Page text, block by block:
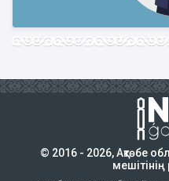
© 2016 - 2026, Ақтөбе